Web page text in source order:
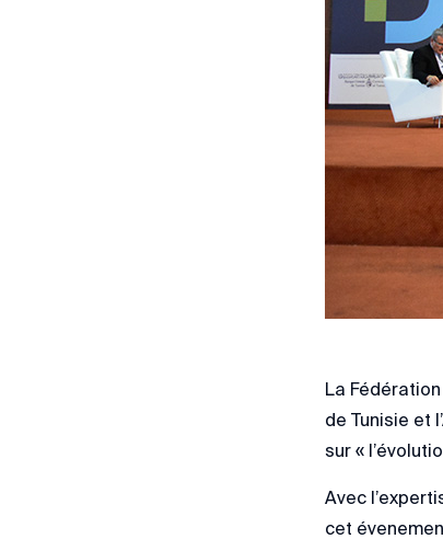
La
de Tunisie et
sur «
Avec
cet